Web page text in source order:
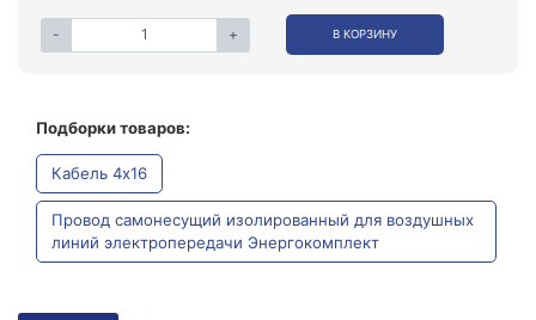
- + В КОРЗИНУ
Подборки товаров:
Кабель 4x16
Провод самонесущий изолированный для воздушных
линий электропередачи Энергокомплект